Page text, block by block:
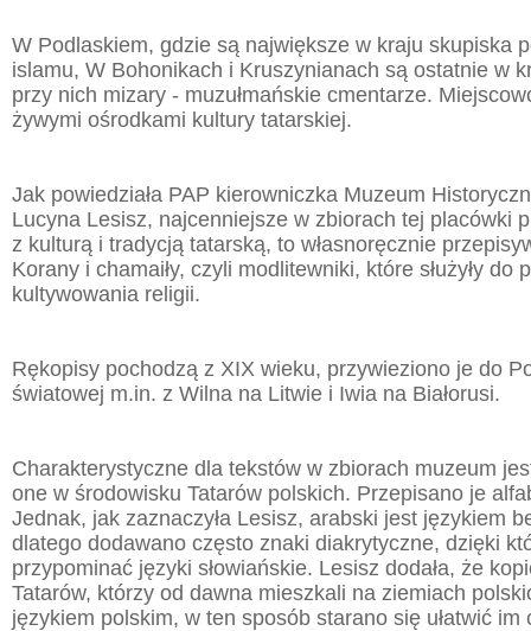
W Podlaskiem, gdzie są największe w kraju skupiska
islamu, W Bohonikach i Kruszynianach są ostatnie w
przy nich mizary - muzułmańskie cmentarze.
żywymi ośrodkami kultury tatarskiej.
Jak powiedziała PAP kierowniczka Muzeum
Lucyna Lesisz, najcenniejsze w zbiorach tej placówki
z kulturą i tradycją tatarską, to własnoręcznie
Korany i chamaiły, czyli modlitewniki, które służyły do
kultywowania religii.
Rękopisy pochodzą z XIX wieku, przywieziono je do
światowej m.in. z Wilna na Litwie i Iwia na Białorusi.
Charakterystyczne dla tekstów w zbiorach muzeum
one w środowisku Tatarów polskich. Przepisano je
Jednak, jak zaznaczyła Lesisz, arabski jest językiem
dlatego dodawano często znaki diakrytyczne, dzięki
przypominać języki słowiańskie. Lesisz dodała, że
Tatarów, którzy od dawna mieszkali na ziemiach
językiem polskim, w ten sposób starano się ułatwić im